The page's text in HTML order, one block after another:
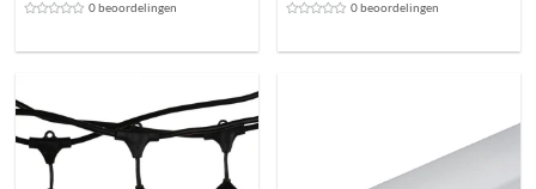
0 beoordelingen 0 beoordelingen